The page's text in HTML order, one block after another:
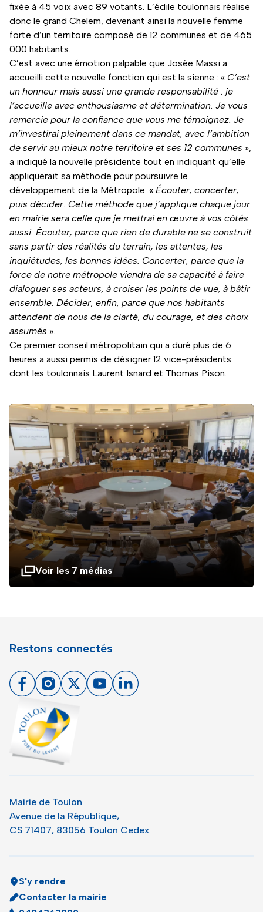
fixée à 45 voix avec 89 votants. L’édile toulonnais réalise
donc le grand Chelem, devenant ainsi la nouvelle femme
forte d’un territoire composé de 12 communes et de 465
000 habitants.
C’est avec une émotion palpable que Josée Massi a
accueilli cette nouvelle fonction qui est la sienne : « C’est
un honneur mais aussi une grande responsabilité : je
l’accueille avec enthousiasme et détermination. Je vous
remercie pour la confiance que vous me témoignez. Je
m’investirai pleinement dans ce mandat, avec l’ambition
de servir au mieux notre territoire et ses 12 communes »,
a indiqué la nouvelle présidente tout en indiquant qu’elle
appliquerait sa méthode pour poursuivre le
développement de la Métropole. « Écouter, concerter,
puis décider. Cette méthode que j’applique chaque jour
en mairie sera celle que je mettrai en œuvre à vos côtés
aussi. Écouter, parce que rien de durable ne se construit
sans partir des réalités du terrain, les attentes, les
inquiétudes, les bonnes idées. Concerter, parce que la
force de notre métropole viendra de sa capacité à faire
dialoguer ses acteurs, à croiser les points de vue, à bâtir
ensemble. Décider, enfin, parce que nos habitants
attendent de nous de la clarté, du courage, et des choix
assumés ».
Ce premier conseil métropolitain qui a duré plus de 6
heures a aussi permis de désigner 12 vice-présidents
dont les toulonnais Laurent Isnard et Thomas Pison.
Voir les 7 médias
Restons connectés
FacebookInstagram
X YoutubeLinkedin
Mairie de Toulon
Avenue de la République,
CS 71407, 83056 Toulon Cedex
S'y rendre
Contacter la mairie